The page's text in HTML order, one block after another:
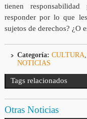
tienen
responder por lo que
sujetos de derechos? ¿O
Categoría: CULTURA,
NOTICIAS
Tags relacionados
Otras Noticias